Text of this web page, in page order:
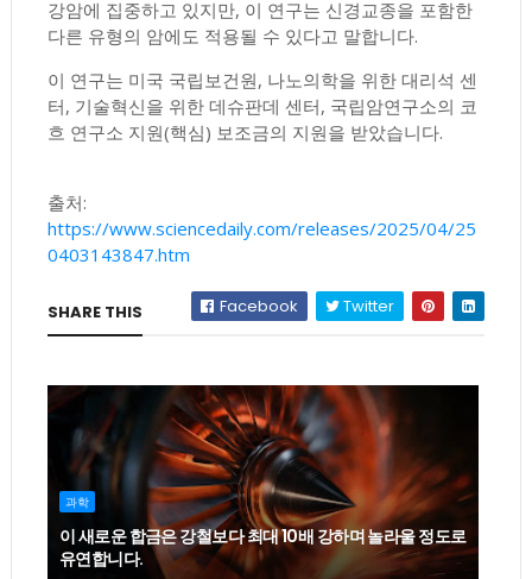
강암에 집중하고 있지만, 이 연구는 신경교종을 포함한
다른 유형의 암에도 적용될 수 있다고 말합니다.
이 연구는 미국 국립보건원, 나노의학을 위한 대리석 센
터, 기술혁신을 위한 데슈판데 센터, 국립암연구소의 코
흐 연구소 지원(핵심) 보조금의 지원을 받았습니다.
출처:
https://www.sciencedaily.com/releases/2025/04/25
0403143847.htm
SHARE THIS Facebook Twitter
과학
이 새로운 합금은 강철보다 최대 10배 강하며 놀라울 정도로
유연합니다.